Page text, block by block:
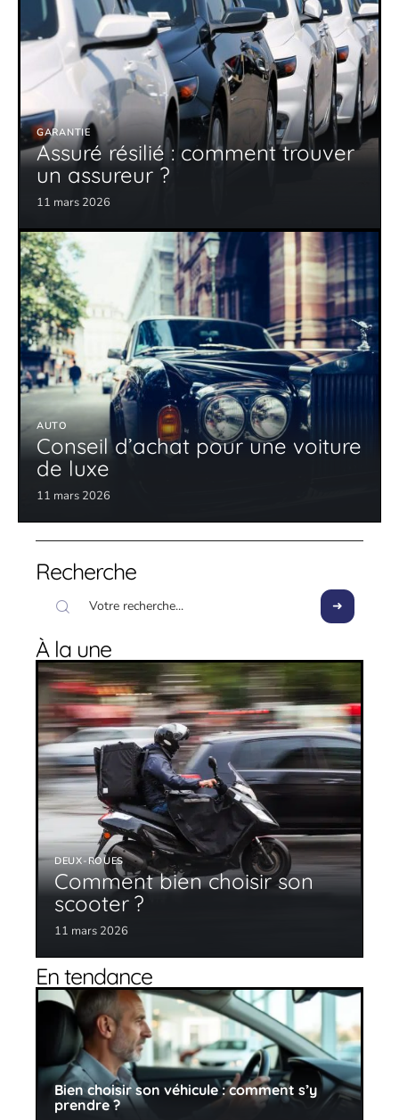
GARANTIE
Assuré résilié : comment trouver
un assureur ?
11 mars 2026
AUTO
Conseil d’achat pour une voiture
de luxe
11 mars 2026
Recherche
À la une
DEUX-ROUES
Comment bien choisir son
scooter ?
11 mars 2026
En tendance
Bien choisir son véhicule : comment s’y
prendre ?